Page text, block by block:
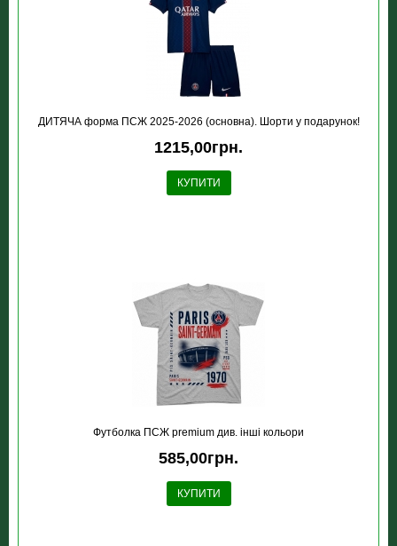
ДИТЯЧА форма ПСЖ 2025-2026 (основна). Шорти у подарунок!
1215,00грн.
КУПИТИ
Футболка ПСЖ premium див. інші кольори
585,00грн.
КУПИТИ